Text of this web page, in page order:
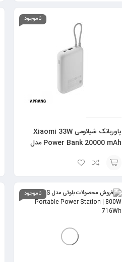
ناموجود
پاوربانک شیائومی Xiaomi 33W
Power Bank 20000 mAh مدل
گزینه
ناموجود